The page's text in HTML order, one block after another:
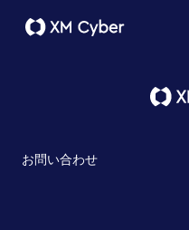
お問い合わせ